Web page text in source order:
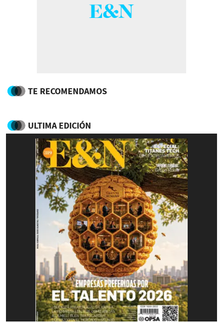
TE RECOMENDAMOS
ULTIMA EDICIÓN